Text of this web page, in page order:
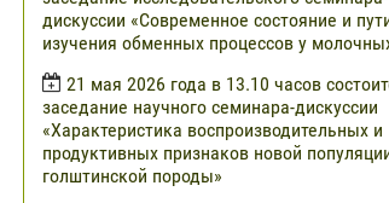
дискуссии «Современное состояние и
изучения обменных процессов у
21 мая 2026 года в 13.10 часов
заседание научного семинара-дискуссии
«Характеристика воспроизводительных и
продуктивных признаков новой
голштинской породы»